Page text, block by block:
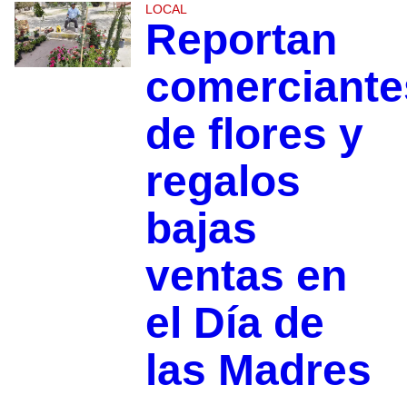
LOCAL
Reportan
de flores y
regalos
bajas
ventas en
el Día de
las Madres